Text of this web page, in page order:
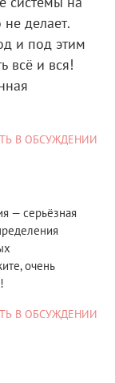
делает.
и под этим
всё и вся!
В ОБСУЖДЕНИИ
— серьёзная
очень
В ОБСУЖДЕНИИ